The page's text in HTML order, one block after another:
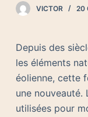
n
n
u
VICTOR 20
Depuis des
les éléments
éolienne, cette
une nouveauté.
utilisées pour